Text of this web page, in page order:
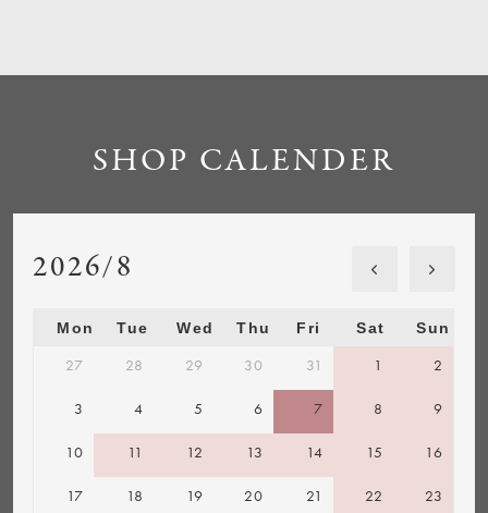
SHOP CALENDER
2026/8
Mon Tue Wed Thu Fri Sat Sun
27 28 29 30 31 1 2
3 4 5 6 7 8 9
10 11 12 13 14 15 16
17 18 19 20 21 22 23